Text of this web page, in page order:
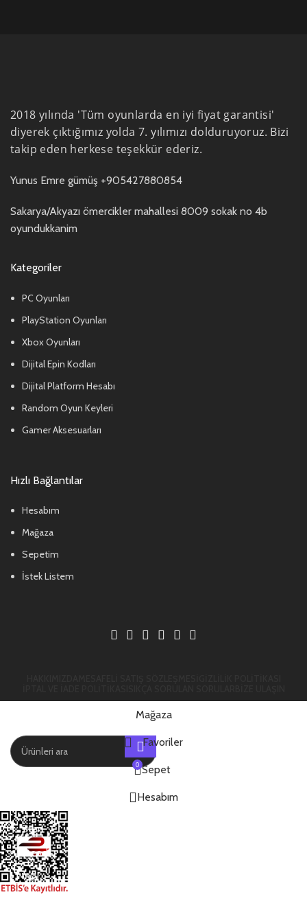
2018 yılında 'Tüm oyunlarda en iyi fiyat garantisi'
diyerek çıktığımız yolda 7. yılımızı dolduruyoruz. Bizi
takip eden herkese teşekkür ederiz.
Yunus Emre gümüş +905427880854
Sakarya/Akyazı ömercikler mahallesi 8009 sokak no 4b
oyundukkanim
Kategoriler
PC Oyunları
PlayStation Oyunları
Xbox Oyunları
Dijital Epin Kodları
Dijital Platform Hesabı
Random Oyun Keyleri
Gamer Aksesuarları
Hızlı Bağlantılar
Hesabım
Mağaza
Sepetim
İstek Listem
Star
Dead
War
Mağaza
Favoriler
0 Sepet
Hesabım